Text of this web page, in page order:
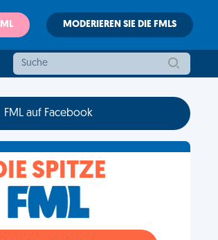
MODERIEREN SIE DIE FMLS
FML auf Facebook
SPITZE